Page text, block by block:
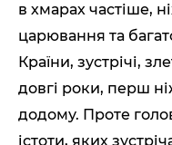
в хмарах частіше,
царювання та
Країни, зустрічі,
довгі роки, перш
додому. Проте
істоти, яких